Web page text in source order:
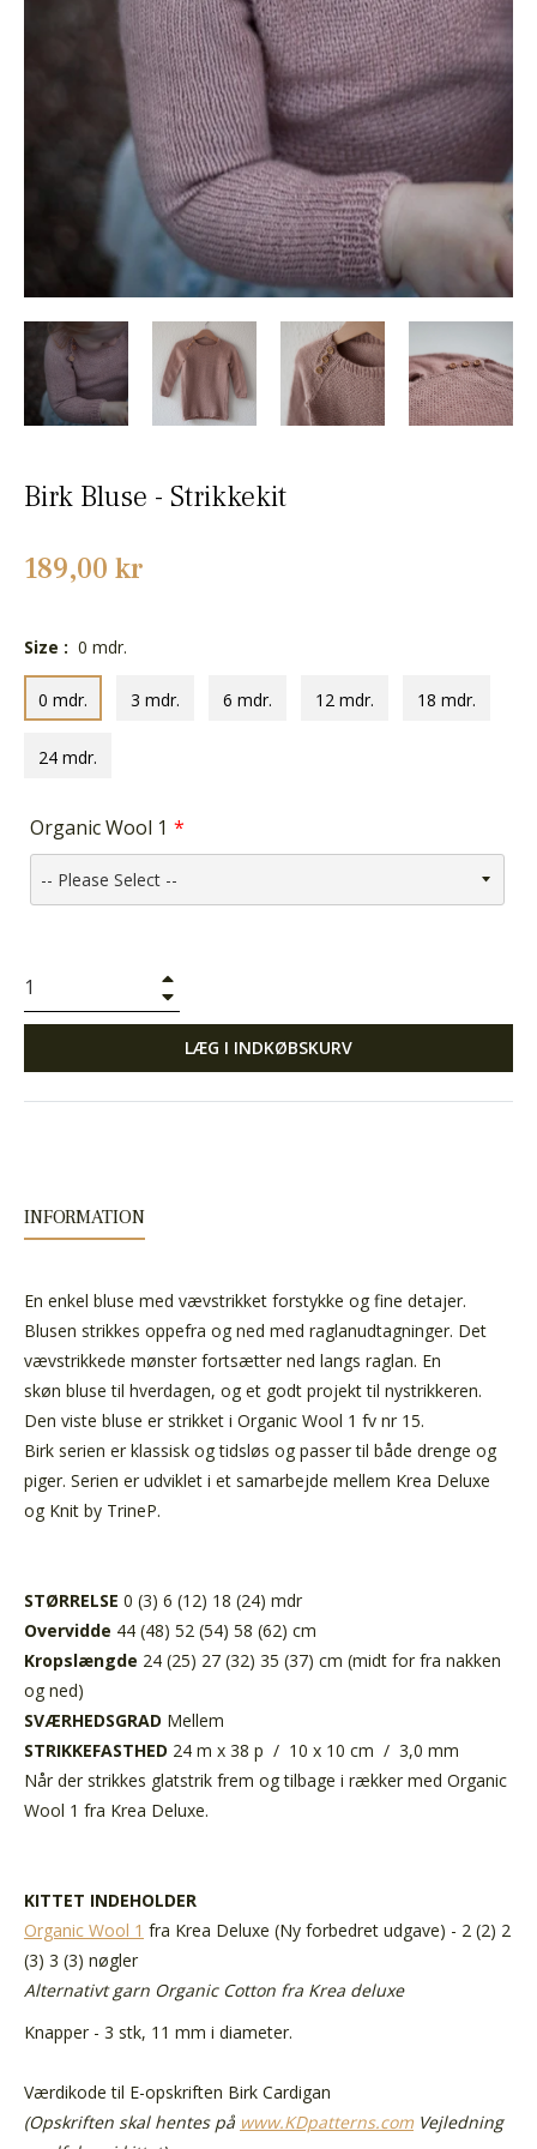
Birk Bluse - Strikkekit
Normalpris
189,00 kr
Size : 0 mdr.
0 mdr. 3 mdr. 6 mdr. 12 mdr. 18 mdr.
24 mdr.
Organic Wool 1
LÆG I INDKØBSKURV
INFORMATION
En enkel bluse med vævstrikket forstykke og fine detajer.
Blusen strikkes oppefra og ned med raglanudtagninger. Det
vævstrikkede mønster fortsætter ned langs raglan. En
skøn bluse til hverdagen, og et godt projekt til nystrikkeren.
Den viste bluse er strikket i Organic Wool 1 fv nr 15.
Birk serien er klassisk og tidsløs og passer til både drenge og
piger. Serien er udviklet i et samarbejde mellem Krea Deluxe
og Knit by TrineP.
STØRRELSE 0 (3) 6 (12) 18 (24) mdr
Overvidde 44 (48) 52 (54) 58 (62) cm
Kropslængde 24 (25) 27 (32) 35 (37) cm (midt for fra nakken
og ned)
SVÆRHEDSGRAD Mellem
STRIKKEFASTHED 24 m x 38 p / 10 x 10 cm / 3,0 mm
Når der strikkes glatstrik frem og tilbage i rækker med Organic
Wool 1 fra Krea Deluxe.
KITTET INDEHOLDER
Organic Wool 1 fra Krea Deluxe (Ny forbedret udgave) - 2 (2) 2
(3) 3 (3) nøgler
Alternativt garn Organic Cotton fra Krea deluxe
Knapper - 3 stk, 11 mm i diameter.
Værdikode til E-opskriften Birk Cardigan
(Opskriften skal hentes på www.KDpatterns.com Vejledning